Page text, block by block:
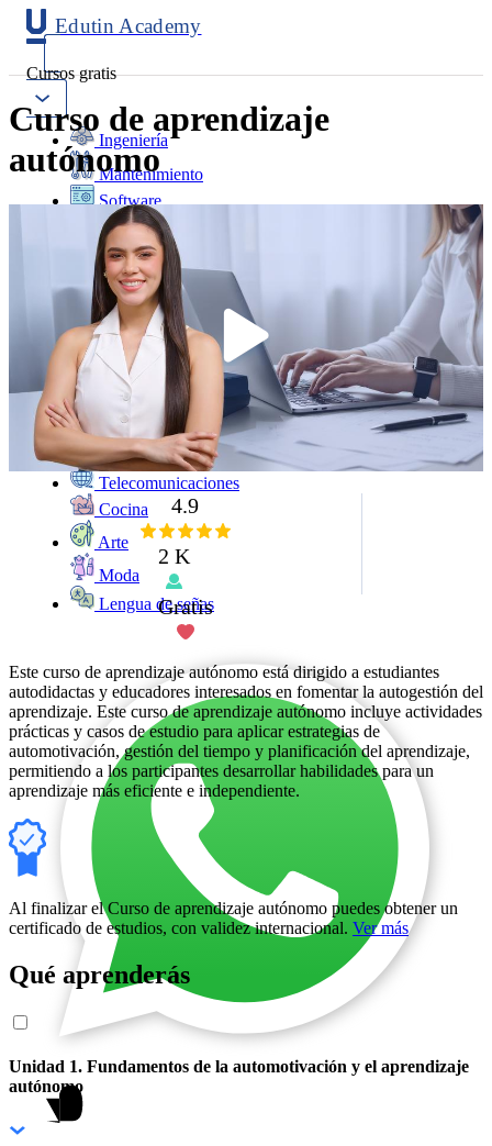
Edutin Academy
Cursos gratis
Ingeniería
Mantenimiento
Software
Diseño
Negocios
Salud
Programación
Marketing
Idiomas
Deporte
Psicología y Educación
Ciencias
Telecomunicaciones
Cocina
Arte
Moda
Lengua de señas
Curso de aprendizaje
autónomo
4.9
2 K
Gratis
Este curso de aprendizaje autónomo está dirigido a estudiantes
autodidactas y educadores interesados en fomentar la autogestión del
aprendizaje. Este curso de aprendizaje autónomo incluye actividades
prácticas y casos de estudio para aplicar estrategias de
automotivación, gestión del tiempo y planificación del aprendizaje,
permitiendo a los participantes desarrollar habilidades para un
aprendizaje más eficiente e independiente.
Al finalizar el Curso de aprendizaje autónomo puedes obtener un
certificado de estudios, con validez internacional. Ver más
Qué aprenderás
Unidad 1. Fundamentos de la automotivación y el aprendizaje
autónomo